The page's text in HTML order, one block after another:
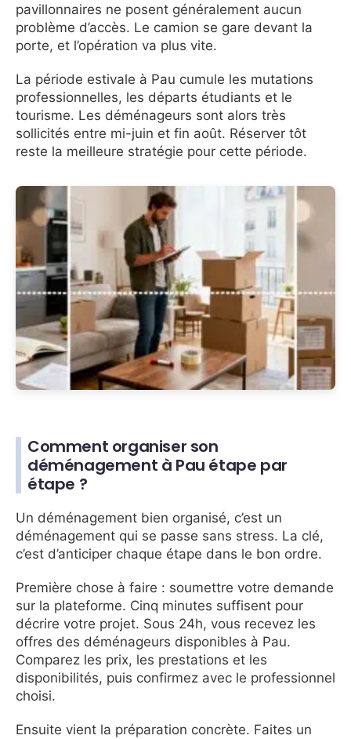
pavillonnaires ne posent généralement aucun
problème d’accès. Le camion se gare devant la
porte, et l’opération va plus vite.
La période estivale à Pau cumule les mutations
professionnelles, les départs étudiants et le
tourisme. Les déménageurs sont alors très
sollicités entre mi-juin et fin août. Réserver tôt
reste la meilleure stratégie pour cette période.
Comment organiser son
déménagement à Pau étape par
étape ?
Un déménagement bien organisé, c’est un
déménagement qui se passe sans stress. La clé,
c’est d’anticiper chaque étape dans le bon ordre.
Première chose à faire : soumettre votre demande
sur la plateforme. Cinq minutes suffisent pour
décrire votre projet. Sous 24h, vous recevez les
offres des déménageurs disponibles à Pau.
Comparez les prix, les prestations et les
disponibilités, puis confirmez avec le professionnel
choisi.
Ensuite vient la préparation concrète. Faites un